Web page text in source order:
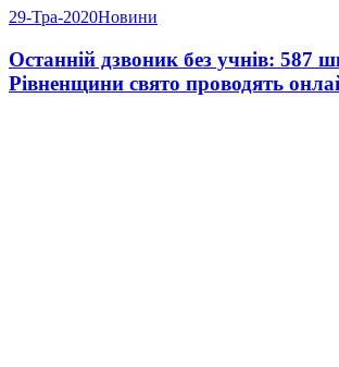
29-Тра-2020Новини
Останній дзвоник без учнів: 587
Рівненщини свято проводять